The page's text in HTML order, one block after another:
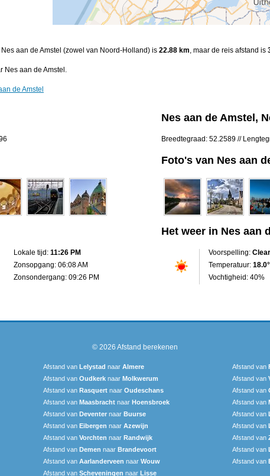
aan de Amstel (zowel van Noord-Holland) is 22.88 km, maar de reis afstand is
Nes aan de Amstel.
de Amstel
Lokale tijd: 11:26 PM
Zonsopgang: 06:08 AM
Zonsondergang: 09:26 PM
Nes aan de Amstel,
Breedtegraad: 52.2589 //
Foto's van Nes aan
Het weer in Nes aan
Voorspelling:
Temperatuur: 18.0°
Vochtigheid: 40%
© 2026 Afstand berekenen
Afstand van Lelystad naar Almere Afstand van
Afstand van Oudkerk naar Molkwerum Afstand van
Afstand van Rasquert naar Oudeschans Afstand van
Afstand van Maasbracht naar Hoensbroek Afstand van
Afstand van Deventer naar Buurse Afstand van
Afstand van Eibergen naar Azewijn Afstand van
Afstand van Vorchten naar Randwijk Afstand van
Afstand van Demen naar Brandevoort Afstand van
Afstand van Aarlanderveen naar Wouw Afstand van
Afstand van Scheveningen‎ naar Lisse